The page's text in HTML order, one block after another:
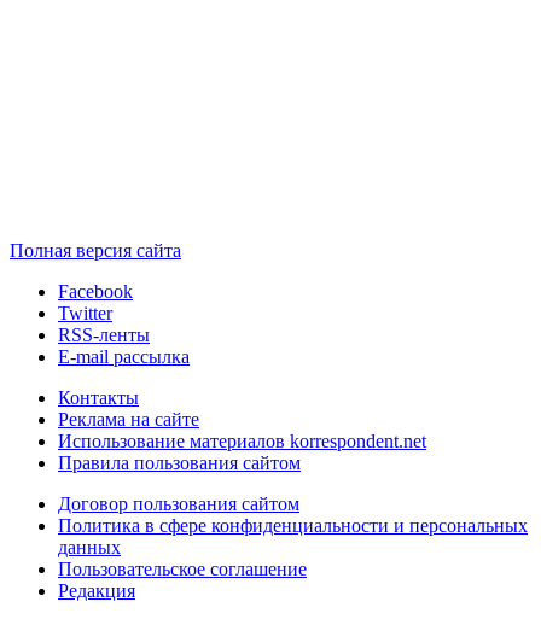
Полная версия сайта
Facebook
Twitter
RSS-ленты
E-mail рассылка
Контакты
Реклама на сайте
Использование материалов korrespondent.net
Правила пользования сайтом
Договор пользования сайтом
Политика в сфере конфиденциальности и персональных
данных
Пользовательское соглашение
Редакция